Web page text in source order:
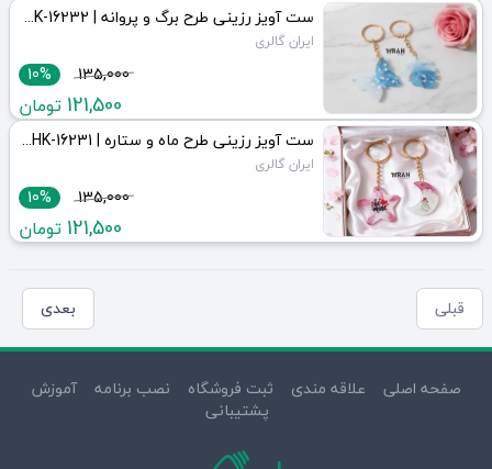
ست آویز رزینی طرح برگ و پروانه | JCHK-16232
ایران گالری
10% 135,000
121,500 تومان
ست آویز رزینی طرح ماه و ستاره | JCHK-16231
ایران گالری
10% 135,000
121,500 تومان
قبلی بعدی
صفحه اصلی علاقه مندی ثبت فروشگاه نصب برنامه
آموزش
پشتیبانی